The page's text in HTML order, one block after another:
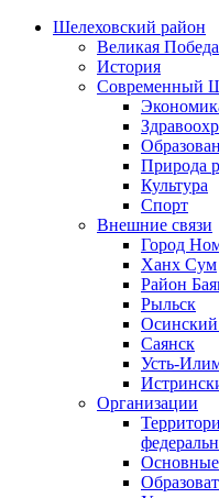
Шелеховский район
Великая Победа
История
Современный
Природа
Культура
Спорт
Внешние связи
Город
Ханх Сум
Район
Рыльск
Саянск
Усть-
Организации